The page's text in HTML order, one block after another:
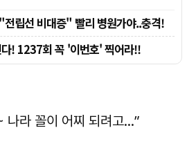
나라 꼴이 어찌 되려고...”